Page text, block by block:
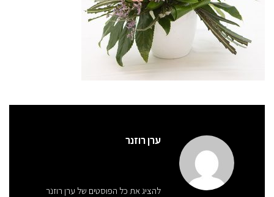
ערן רוזנר
להציג את כל הפוסטים של ערן רוזנר